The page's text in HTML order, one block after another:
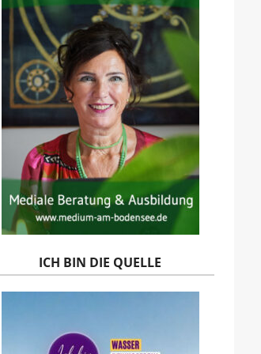
ICH BIN DIE QUELLE